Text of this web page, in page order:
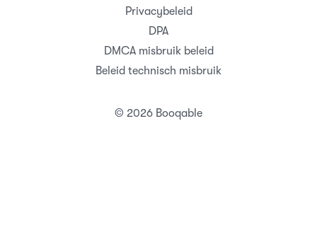
© 2026 Booqable
Privacybeleid
DPA
DMCA misbruik beleid
Beleid technisch misbruik